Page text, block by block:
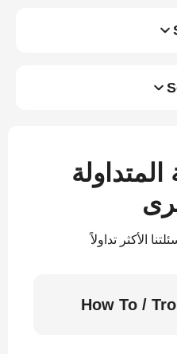
الأكثر تداولاً
How To /